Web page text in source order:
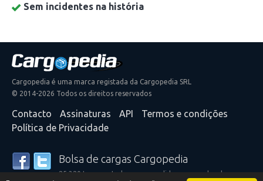
Sem incidentes na história
Cargopedia é uma marca registada da Cargopedia SRL
© 2014-2026 Todos os direitos reservados
Contacto Assinaturas API
Termos e condições
Política de Privacidade
Bolsa de cargas Cargopedia
25.320 transportadores e expedidores ao redor do